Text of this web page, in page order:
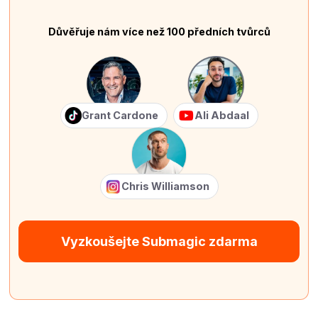
Důvěřuje nám více než 100 předních tvůrců
Grant Cardone Ali Abdaal
Chris Williamson
Vyzkoušejte Submagic zdarma